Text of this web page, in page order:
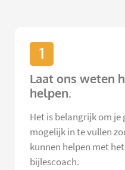
1
Laat ons weten
helpen.
Het is belangrijk om je
mogelijk in te vullen
kunnen helpen met
bijlescoach.